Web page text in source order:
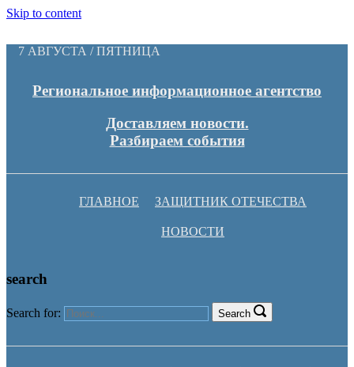
Skip to content
7 АВГУСТА / ПЯТНИЦА
Региональное информационное агентство
Доставляем новости.
Разбираем события
ГЛАВНОЕ ЗАЩИТНИК ОТЕЧЕСТВА
НОВОСТИ
search
Search for: Search